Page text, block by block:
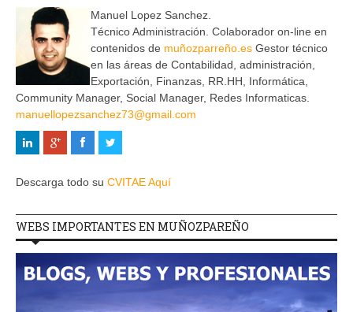
Manuel Lopez Sanchez.
Técnico Administración. Colaborador on-line en
contenidos de muñozparreño.es Gestor técnico
en las áreas de Contabilidad, administración,
Exportación, Finanzas, RR.HH, Informática,
Community Manager, Social Manager, Redes Informaticas.
manuellopezsanchez73@gmail.com
Descarga todo su CVITAE Aquí
WEBS IMPORTANTES EN MUÑOZPAREÑO